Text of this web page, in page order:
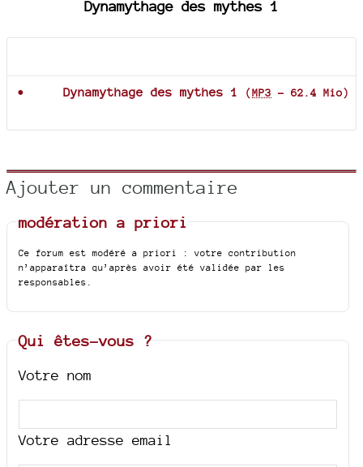
Dynamythage des mythes 1
Dynamythage des mythes 1 (MP3 - 62.4 Mio)
Ajouter un commentaire
modération a priori
Ce forum est modéré a priori : votre contribution
n’apparaîtra qu’après avoir été validée par les
responsables.
Qui êtes-vous ?
Votre nom
Votre adresse email